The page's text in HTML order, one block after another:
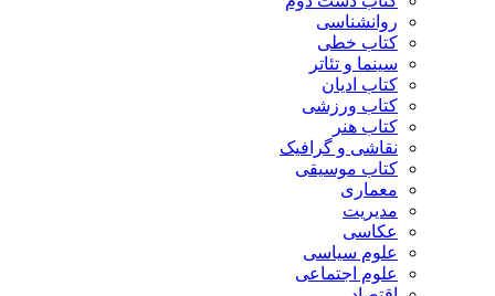
روانشناسی
کتاب خطی
سینما و تئاتر
کتاب ادیان
کتاب ورزشی
کتاب هنر
نقاشی و گرافیک
کتاب موسیقی
معماری
مدیریت
عکاسی
علوم سیاسی
علوم اجتماعی